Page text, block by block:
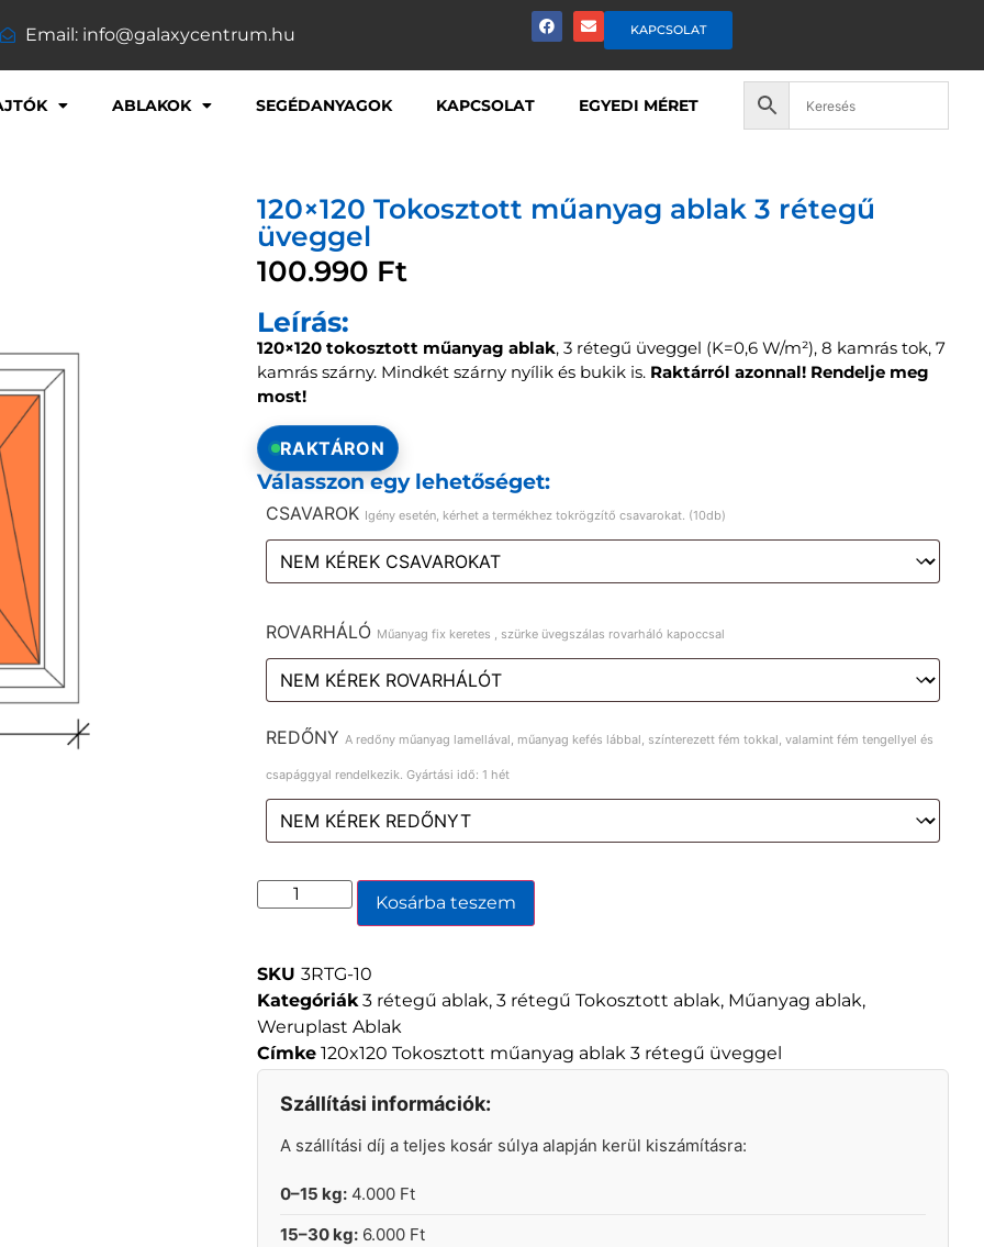
Email: info@galaxycentrum.hu KAPCSOLAT
ABLAKOK SEGÉDANYAGOK KAPCSOLAT EGYEDI MÉRET
120×120 Tokosztott műanyag ablak 3 rétegű
üveggel
100.990 Ft
Leírás:
120×120 tokosztott műanyag ablak, 3 rétegű üveggel (K=0,6 W/m²), 8 kamrás tok, 7
kamrás szárny. Mindkét szárny nyílik és bukik is. Raktárról azonnal! Rendelje meg
most!
RAKTÁRON
Válasszon egy lehetőséget:
CSAVAROK Igény esetén, kérhet a termékhez tokrögzítő csavarokat. (10db)
ROVARHÁLÓ Műanyag fix keretes , szürke üvegszálas rovarháló kapoccsal
REDŐNY A redőny műanyag lamellával, műanyag kefés lábbal, színterezett fém tokkal, valamint fém tengellyel és
csapággyal rendelkezik. Gyártási idő: 1 hét
Kosárba teszem
SKU 3RTG-10
Kategóriák 3 rétegű ablak, 3 rétegű Tokosztott ablak, Műanyag ablak,
Weruplast Ablak
Címke 120x120 Tokosztott műanyag ablak 3 rétegű üveggel
Szállítási információk:
A szállítási díj a teljes kosár súlya alapján kerül kiszámításra:
0–15 kg: 4.000 Ft
15–30 kg: 6.000 Ft